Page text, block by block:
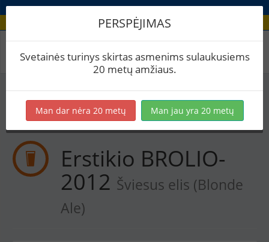
Receptas / Erstikio BROLIO-2012
Virimai (1)
BeerXML
Erstikio BROLIO-
2012 Šviesus elis (Blonde
Ale)
PERSPĖJIMAS
Svetainės turinys skirtas asmenims sulaukusiems
20 metų amžiaus.
Man dar nėra 20 metų Man jau yra 20 metų